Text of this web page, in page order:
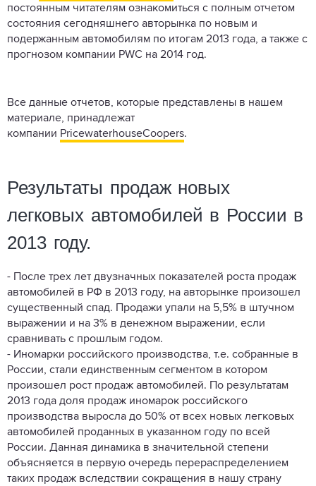
постоянным читателям ознакомиться с полным отчетом
состояния сегодняшнего авторынка по новым и
подержанным автомобилям по итогам 2013 года, а также с
прогнозом компании PWC на 2014 год.
Все данные отчетов, которые представлены в нашем
материале, принадлежат
компании PricewaterhouseCoopers.
Результаты продаж новых
легковых автомобилей в России в
2013 году.
- После трех лет двузначных показателей роста продаж
автомобилей в РФ в 2013 году, на авторынке произошел
существенный спад. Продажи упали на 5,5% в штучном
выражении и на 3% в денежном выражении, если
сравнивать с прошлым годом.
- Иномарки российского производства, т.е. собранные в
России, стали единственным сегментом в котором
произошел рост продаж автомобилей. По результатам
2013 года доля продаж иномарок российского
производства выросла до 50% от всех новых легковых
автомобилей проданных в указанном году по всей
России. Данная динамика в значительной степени
объясняется в первую очередь перераспределением
таких продаж вследствии сокращения в нашу страну